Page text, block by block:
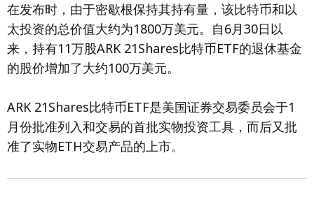
在发布时，由于密歇根保持其持有量，该比特币和以
太投资的总价值大约为1800万美元。自6月30日以
来，持有11万股ARK 21Shares比特币ETF的退休基金
的股价增加了大约100万美元。
ARK 21Shares比特币ETF是美国证券交易委员会于1
月份批准列入和交易的首批实物投资工具，而后又批
准了实物ETH交易产品的上市。